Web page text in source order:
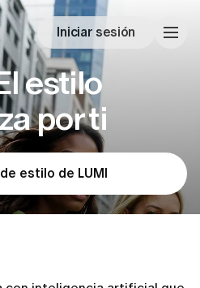
Iniciar sesión
estilo
por ti
estilo de LUMI